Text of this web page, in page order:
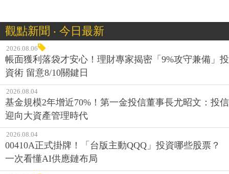
觀點新聞 ‧ 今日最新
2026.08.06
帳面獲利落袋才安心！理財專家揭密「9%攻守兼備」投
資術 留意8/10關鍵日
2026.08.04
基金規模2年增近70%！第一金投信董事長尤昭文：投信
迎向大資產管理時代
2026.08.04
00410A正式掛牌！「台版主動QQQ」投資哪些股票？
一次看懂AI供應鏈布局